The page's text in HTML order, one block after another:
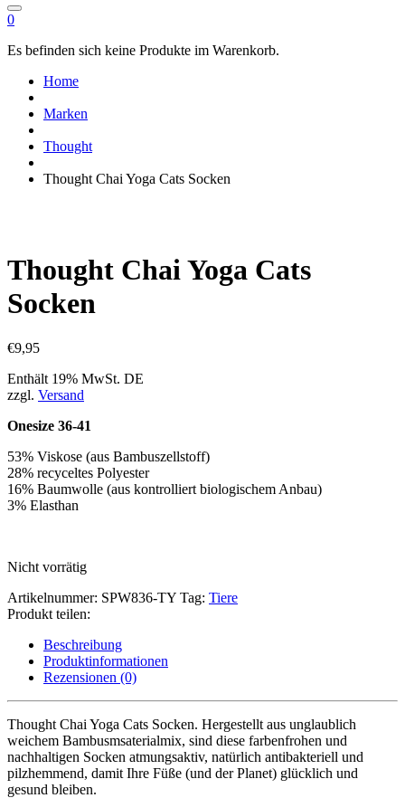
0
Es befinden sich keine Produkte im Warenkorb.
Home
Marken
Thought
Thought Chai Yoga Cats Socken
Thought Chai Yoga Cats
Socken
€9,95
Enthält 19% MwSt. DE
zzgl. Versand
Onesize 36-41
53% Viskose (aus Bambuszellstoff)
28% recyceltes Polyester
16% Baumwolle (aus kontrolliert biologischem Anbau)
3% Elasthan
Nicht vorrätig
Artikelnummer: SPW836-TY Tag: Tiere
Produkt teilen:
Beschreibung
Produktinformationen
Rezensionen (0)
Thought Chai Yoga Cats Socken. Hergestellt aus unglaublich
weichem Bambusmsaterialmix, sind diese farbenfrohen und
nachhaltigen Socken atmungsaktiv, natürlich antibakteriell und
pilzhemmend, damit Ihre Füße (und der Planet) glücklich und
gesund bleiben.